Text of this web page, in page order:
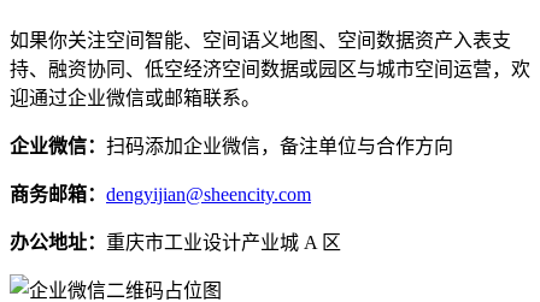
如果你关注空间智能、空间语义地图、空间数据资产入表支
持、融资协同、低空经济空间数据或园区与城市空间运营，欢
迎通过企业微信或邮箱联系。
企业微信： 扫码添加企业微信，备注单位与合作方向
商务邮箱： dengyijian@sheencity.com
办公地址： 重庆市工业设计产业城 A 区